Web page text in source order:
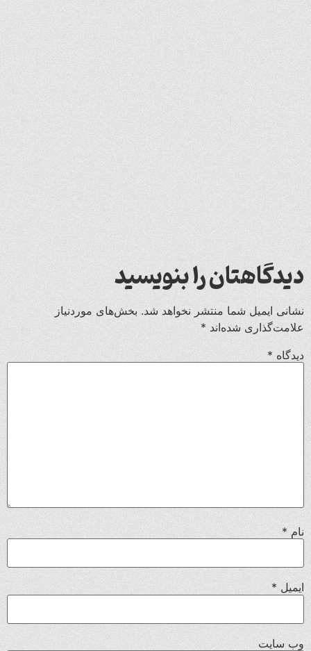
دیدگاهتان را بنویسید
نشانی ایمیل شما منتشر نخواهد شد. بخش‌های موردنیاز
علامت‌گذاری شده‌اند *
دیدگاه *
نام *
ایمیل *
وب‌ سایت